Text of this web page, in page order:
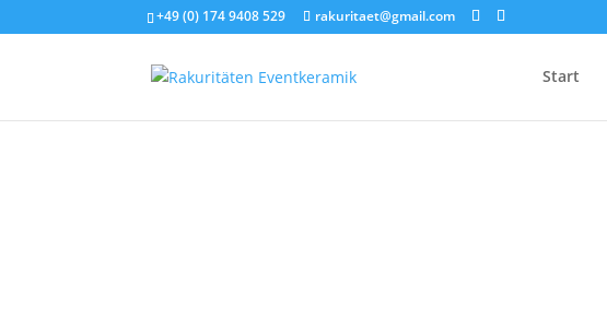
+49 (0) 174 9408 529 rakuritaet@gmail.com
Start